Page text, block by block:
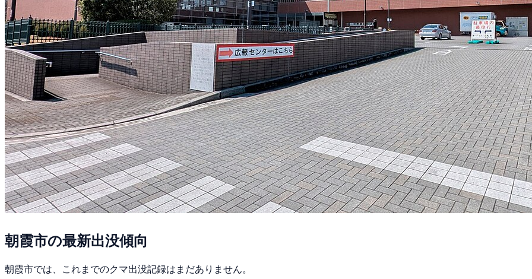
朝霞市の最新出没傾向
朝霞市では、これまでのクマ出没記録はまだありません。